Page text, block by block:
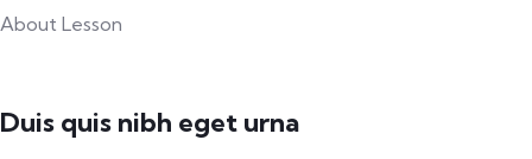
About Lesson
Duis quis nibh eget urna